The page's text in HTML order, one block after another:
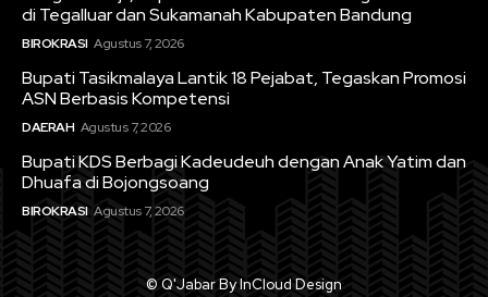
di Tegalluar dan Sukamanah Kabupaten Bandung
BIROKRASI Agustus 7, 2026
Bupati Tasikmalaya Lantik 18 Pejabat, Tegaskan Promosi
ASN Berbasis Kompetensi
DAERAH Agustus 7, 2026
Bupati KDS Berbagi Kadeudeuh dengan Anak Yatim dan
Dhuafa di Bojongsoang
BIROKRASI Agustus 7, 2026
© Q'Jabar By InCloud Design